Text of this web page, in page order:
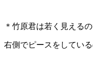
＊竹原君は若く見える
右側でピースをしてい